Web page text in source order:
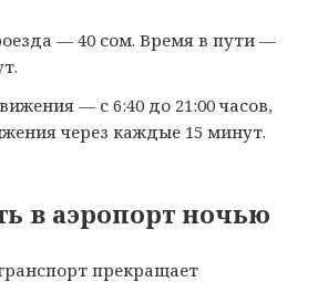
— 40 сом. Время в пути —
— с 6:40 до 21:00 часов,
через каждые 15 минут.
в аэропорт ночью
прекращает